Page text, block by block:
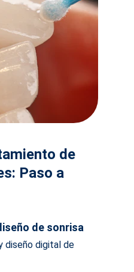
de
Paso a
de sonrisa
diseño digital de